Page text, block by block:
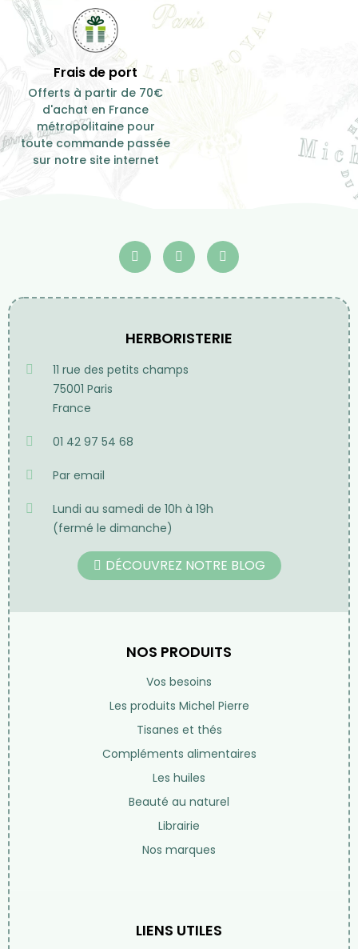
Frais de port
Offerts à partir de 70€
d'achat en France
métropolitaine pour
toute commande passée
sur notre site internet
HERBORISTERIE
11 rue des petits champs
75001 Paris
France
01 42 97 54 68
Par email
Lundi au samedi de 10h à 19h
(fermé le dimanche)
DÉCOUVREZ NOTRE BLOG
NOS PRODUITS
Vos besoins
Les produits Michel Pierre
Tisanes et thés
Compléments alimentaires
Les huiles
Beauté au naturel
Librairie
Nos marques
LIENS UTILES